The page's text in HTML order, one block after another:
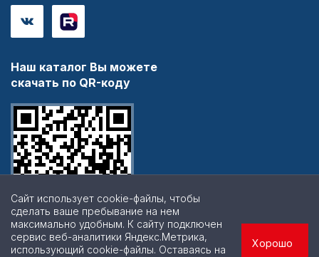
Наш каталог Вы можете
скачать по QR-коду
Сайт использует cookie-файлы, чтобы
сделать ваше пребывание на нем
максимально удобным. К cайту подключен
сервис веб-аналитики Яндекс.Метрика,
использующий cookie-файлы. Оставаясь на
Хорошо